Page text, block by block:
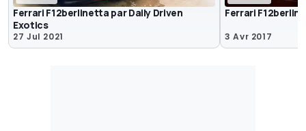
Ferrari F12berlinetta par Daily Driven
Exotics
27 Jul 2021
Ferrari
3 Avr 2017